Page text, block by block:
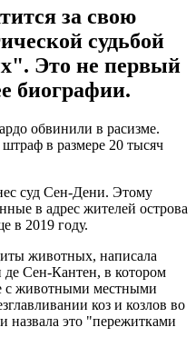
за свою
судьбой
Это не первый
биографии.
обвинили в расизме.
в размере 20 тысяч
суд Сен-Дени. Этому
в адрес жителей острова
в 2019 году.
животных, написала
Сен-Кантен, в котором
с животными местными
коз и козлов во
назвала это "пережитками